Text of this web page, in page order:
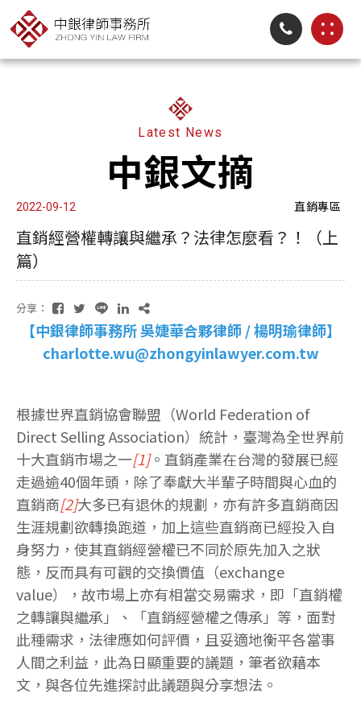
Latest News
中銀文摘
2022-09-12 直銷專區
直銷經營權轉讓與繼承？法律怎麼看？！（上
篇）
分享：
【中銀律師事務所 吳婕華合夥律師 / 楊明瑜律師】
charlotte.wu@zhongyinlawyer.com.tw
根據世界直銷協會聯盟（World Federation of
Direct Selling Association）統計，臺灣為全世界前
十大直銷市場之一[1]。直銷產業在台灣的發展已經
走過逾40個年頭，除了奉獻大半輩子時間與心血的
直銷商[2]大多已有退休的規劃，亦有許多直銷商因
生涯規劃欲轉換跑道，加上這些直銷商已經投入自
身努力，使其直銷經營權已不同於原先加入之狀
態，反而具有可觀的交換價值（exchange
value），故市場上亦有相當交易需求，即「直銷權
之轉讓與繼承」、「直銷經營權之傳承」等，面對
此種需求，法律應如何評價，且妥適地衡平各當事
人間之利益，此為日顯重要的議題，筆者欲藉本
文，與各位先進探討此議題與分享想法。